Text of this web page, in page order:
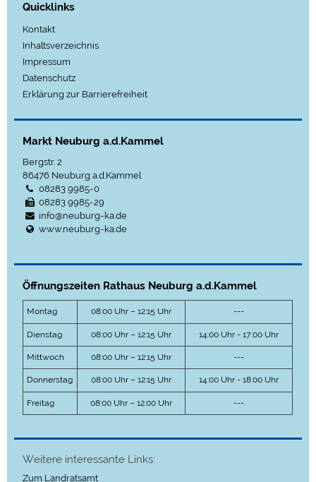
Quicklinks
Kontakt
Inhaltsverzeichnis
Impressum
Datenschutz
Erklärung zur Barrierefreiheit
Markt Neuburg a.d.Kammel
Bergstr. 2
86476 Neuburg a.d.Kammel
08283 9985-0
08283 9985-29
info@neuburg-ka.de
www.neuburg-ka.de
Öffnungszeiten Rathaus Neuburg a.d.Kammel
Montag 08:00 Uhr – 12:15 Uhr ---
Dienstag 08:00 Uhr – 12:15 Uhr 14:00 Uhr - 17:00 Uhr
Mittwoch 08:00 Uhr – 12:15 Uhr ---
Donnerstag 08:00 Uhr – 12:15 Uhr 14:00 Uhr - 18:00 Uhr
Freitag 08:00 Uhr – 12:00 Uhr ---
Weitere interessante Links:
Zum Landratsamt